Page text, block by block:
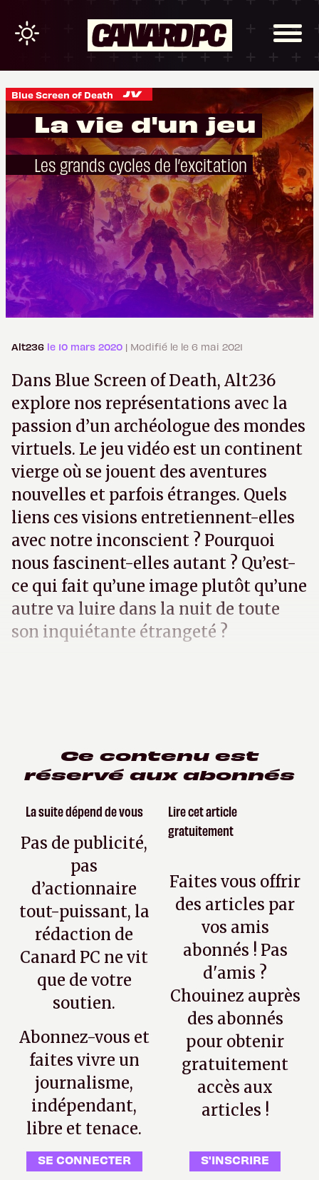
Blue Screen of Death
La vie d'un jeu
Les grands cycles de l’excitation
Alt236 le 10 mars 2020 | Modifié le le 6 mai 2021
Dans Blue Screen of Death, Alt236
explore nos représentations avec la
passion d’un archéologue des mondes
virtuels. Le jeu vidéo est un continent
vierge où se jouent des aventures
nouvelles et parfois étranges. Quels
liens ces visions entretiennent-elles
avec notre inconscient ? Pourquoi
nous fascinent-elles autant ? Qu’est-
ce qui fait qu’une image plutôt qu’une
autre va luire dans la nuit de toute
son inquiétante étrangeté ?
Ce contenu est
réservé aux abonnés
La suite dépend de vous
Pas de publicité,
pas
d’actionnaire
tout-puissant, la
rédaction de
Canard PC ne vit
que de votre
soutien.
Abonnez-vous et
faites vivre un
journalisme,
indépendant,
libre et tenace.
SE CONNECTER
Lire cet article
gratuitement
Faites vous offrir
des articles par
vos amis
abonnés ! Pas
d'amis ?
Chouinez auprès
des abonnés
pour obtenir
gratuitement
accès aux
articles !
S'INSCRIRE